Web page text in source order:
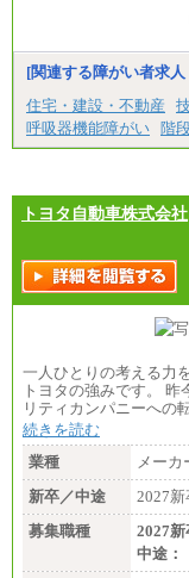
【契
[関連する障がい者求
住宅・建設・不動産
呼吸器機能障がい 階
トヨタ自動車株式会社
一人ひとりの考える力
トヨタの強みです。
リティカンパニーへの
続きを読む
業種
メーカ
新卒／中途
2027
募集職種
2027新
中途：